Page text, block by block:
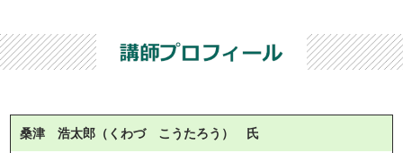
桑津 浩太郎（くわづ こうたろう） 氏